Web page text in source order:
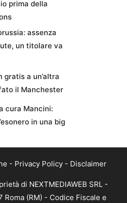
prima della
assenza
un titolare va
gratis a un’altra
il Manchester
cura Mancini:
in una big
- Privacy Policy - Disclaimer
di NEXTMEDIAWEB SRL -
Roma (RM) - Codice Fiscale e